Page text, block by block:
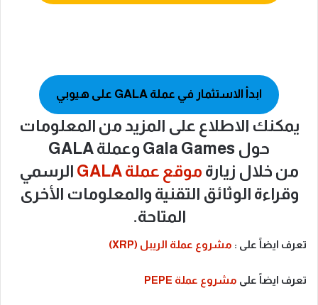
ابدأ الاستثمار في عملة GALA على هيوبي
يمكنك الاطلاع على المزيد من المعلومات
حول Gala Games وعملة GALA
من خلال زيارة موقع عملة GALA
الرسمي
وقراءة الوثائق التقنية والمعلومات الأخرى
المتاحة.
تعرف ايضاً على : مشروع عملة الريبل (XRP)
تعرف ايضاً على مشروع عملة PEPE